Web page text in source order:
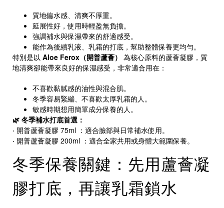
質地偏水感、清爽不厚重。
延展性好，使用時輕盈無負擔。
強調補水與保濕帶來的舒適感受。
能作為後續乳液、乳霜的打底，幫助整體保養更均勻。
特別是以 Aloe Ferox（開普蘆薈） 為核心原料的蘆薈凝膠，質
地清爽卻能帶來良好的保濕感受，非常適合用在：
不喜歡黏膩感的油性與混合肌。
冬季容易緊繃、不喜歡太厚乳霜的人。
敏感時期想用簡單成分保養的人。
🌿 冬季補水打底首選：
‧ 開普蘆薈凝膠 75ml ：適合臉部與日常補水使用。
‧ 開普蘆薈凝膠 200ml ：適合全家共用或身體大範圍保養。
冬季保養關鍵：先用蘆薈凝
膠打底，再讓乳霜鎖水